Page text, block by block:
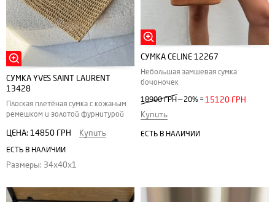
СУМКА YVES SAINT LAURENT
13428
Плоская плетёная сумка с кожаным
ремешком и золотой фурнитурой
ЦЕНА: 14850 ГРН Купить
ЕСТЬ В НАЛИЧИИ
Размеры: 34х40х1
СУМКА CELINE 12267
Небольшая замшевая сумка
бочоночек
18900 ГРН — 20% = 15120 ГРН
Купить
ЕСТЬ В НАЛИЧИИ